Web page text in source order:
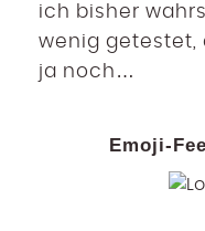
ich bisher
wenig getestet,
ja noch…
Emoji-